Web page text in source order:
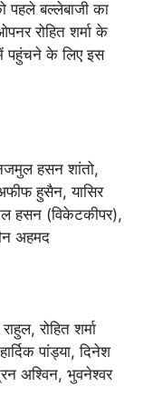
बल्लेबाजी का
रोहित शर्मा के
पहुंचने के लिए इस
हसन शांतो,
हुसैन, यासिर
हसन (विकेटकीपर),
अहमद
रोहित शर्मा
पांड्या, दिनेश
अश्विन, भुवनेश्वर